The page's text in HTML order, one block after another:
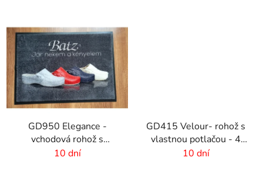
GD950 Elegance -
vchodová rohož s
digitálnou potlačou - 6
10 dní
GD415 Velour- rohož s
vlastnou potlačou - 4
mm vlas
10 dní